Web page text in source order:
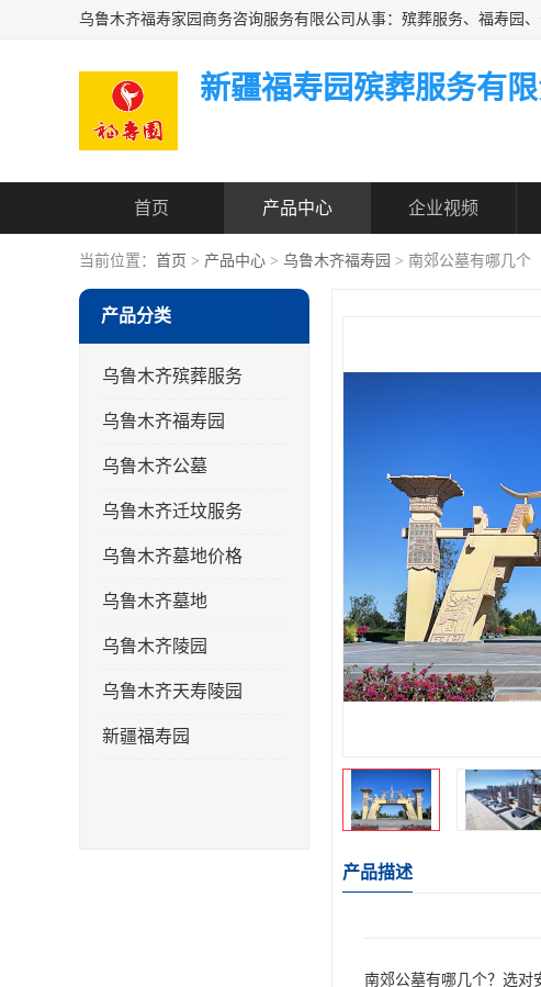
新疆福寿园殡葬服务有
首页 产品中心 企业视频
当前位置： 首页 > 产品中心 > 乌鲁木齐福寿园 > 南郊公墓有哪几个
产品分类
乌鲁木齐殡葬服务
乌鲁木齐福寿园
乌鲁木齐公墓
乌鲁木齐迁坟服务
乌鲁木齐墓地价格
乌鲁木齐墓地
乌鲁木齐陵园
乌鲁木齐天寿陵园
新疆福寿园
产品描述
南郊公墓有哪几个？选对